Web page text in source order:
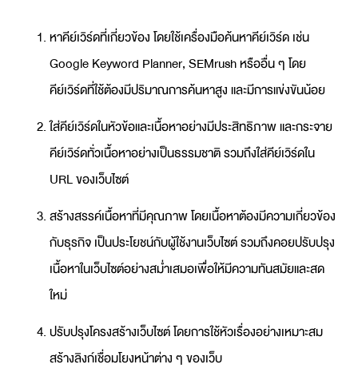
หาคีย์เวิร์ดที่เกี่ยวข้อง โดยใช้เครื่องมือค้นหาคีย์เวิร์ด เช่น
Google Keyword Planner, SEMrush หรืออื่น ๆ โดย
คีย์เวิร์ดที่ใช้ต้องมีปริมาณการค้นหาสูง และมีการแข่งขันน้อย
ใส่คีย์เวิร์ดในหัวข้อและเนื้อหาอย่างมีประสิทธิภาพ และกระจาย
คีย์เวิร์ดทั่วเนื้อหาอย่างเป็นธรรมชาติ รวมถึงใส่คีย์เวิร์ดใน
URL ของเว็บไซต์
สร้างสรรค์เนื้อหาที่มีคุณภาพ โดยเนื้อหาต้องมีความเกี่ยวข้อง
กับธุรกิจ เป็นประโยชน์กับผู้ใช้งานเว็บไซต์ รวมถึงคอยปรับปรุง
เนื้อหาในเว็บไซต์อย่างสม่ำเสมอเพื่อให้มีความทันสมัยและสด
ใหม่
ปรับปรุงโครงสร้างเว็บไซต์ โดยการใช้หัวเรื่องอย่างเหมาะสม
สร้างลิงก์เชื่อมโยงหน้าต่าง ๆ ของเว็บ